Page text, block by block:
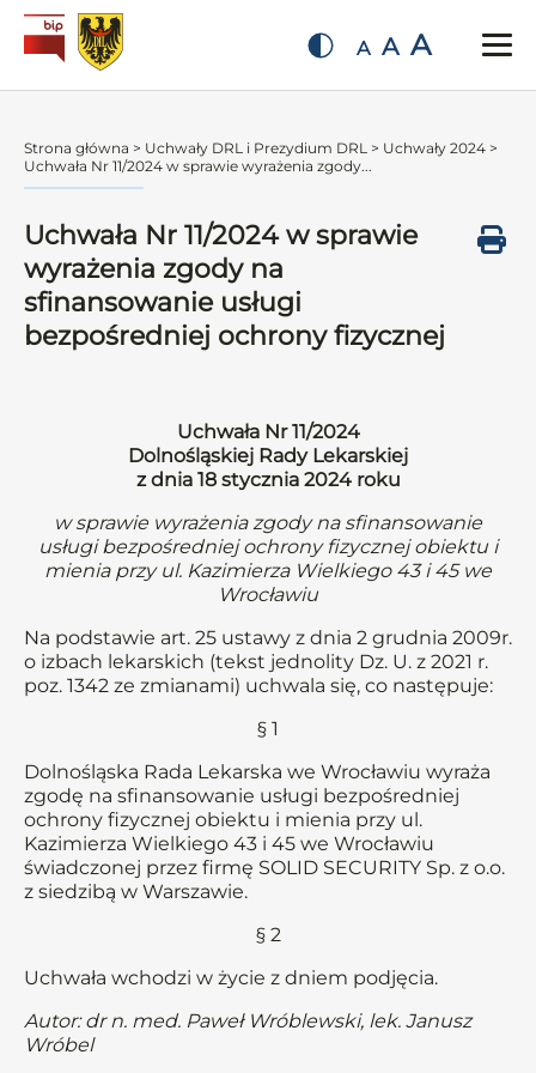
A A A
Strona główna > Uchwały DRL i Prezydium DRL > Uchwały 2024 >
Uchwała Nr 11/2024 w sprawie wyrażenia zgody...
Uchwała Nr 11/2024 w sprawie
wyrażenia zgody na
sfinansowanie usługi
bezpośredniej ochrony fizycznej
Uchwała Nr 11/2024
Dolnośląskiej Rady Lekarskiej
z dnia 18 stycznia 2024 roku
w sprawie wyrażenia zgody na sfinansowanie
usługi bezpośredniej ochrony fizycznej obiektu i
mienia przy ul. Kazimierza Wielkiego 43 i 45 we
Wrocławiu
Na podstawie art. 25 ustawy z dnia 2 grudnia 2009r.
o izbach lekarskich (tekst jednolity Dz. U. z 2021 r.
poz. 1342 ze zmianami) uchwala się, co następuje:
§ 1
Dolnośląska Rada Lekarska we Wrocławiu wyraża
zgodę na sfinansowanie usługi bezpośredniej
ochrony fizycznej obiektu i mienia przy ul.
Kazimierza Wielkiego 43 i 45 we Wrocławiu
świadczonej przez firmę SOLID SECURITY Sp. z o.o.
z siedzibą w Warszawie.
§ 2
Uchwała wchodzi w życie z dniem podjęcia.
Autor: dr n. med. Paweł Wróblewski, lek. Janusz
Wróbel